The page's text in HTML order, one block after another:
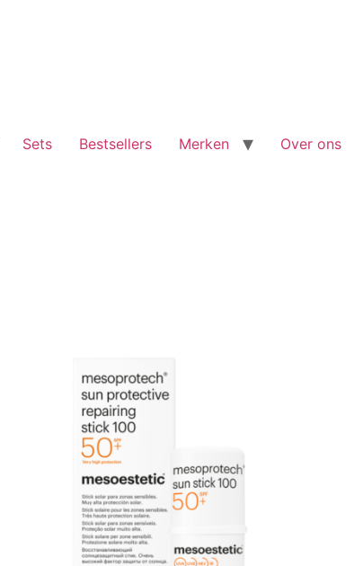
Sets Bestsellers Merken Over ons